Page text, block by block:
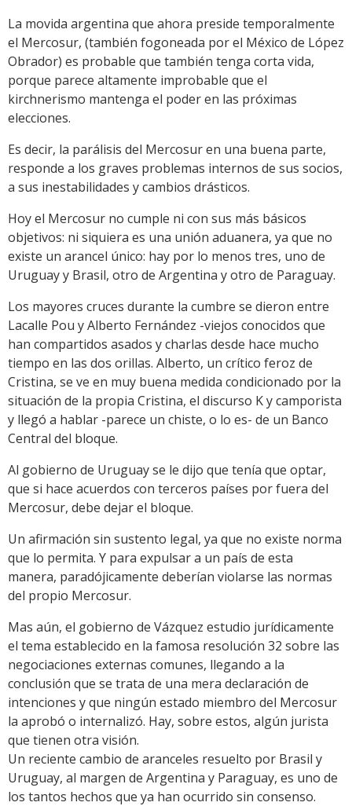
La movida argentina que ahora preside temporalmente
el Mercosur, (también fogoneada por el México de López
Obrador) es probable que también tenga corta vida,
porque parece altamente improbable que el
kirchnerismo mantenga el poder en las próximas
elecciones.
Es decir, la parálisis del Mercosur en una buena parte,
responde a los graves problemas internos de sus socios,
a sus inestabilidades y cambios drásticos.
Hoy el Mercosur no cumple ni con sus más básicos
objetivos: ni siquiera es una unión aduanera, ya que no
existe un arancel único: hay por lo menos tres, uno de
Uruguay y Brasil, otro de Argentina y otro de Paraguay.
Los mayores cruces durante la cumbre se dieron entre
Lacalle Pou y Alberto Fernández -viejos conocidos que
han compartidos asados y charlas desde hace mucho
tiempo en las dos orillas. Alberto, un crítico feroz de
Cristina, se ve en muy buena medida condicionado por la
situación de la propia Cristina, el discurso K y camporista
y llegó a hablar -parece un chiste, o lo es- de un Banco
Central del bloque.
Al gobierno de Uruguay se le dijo que tenía que optar,
que si hace acuerdos con terceros países por fuera del
Mercosur, debe dejar el bloque.
Un afirmación sin sustento legal, ya que no existe norma
que lo permita. Y para expulsar a un país de esta
manera, paradójicamente deberían violarse las normas
del propio Mercosur.
Mas aún, el gobierno de Vázquez estudio jurídicamente
el tema establecido en la famosa resolución 32 sobre las
negociaciones externas comunes, llegando a la
conclusión que se trata de una mera declaración de
intenciones y que ningún estado miembro del Mercosur
la aprobó o internalizó. Hay, sobre estos, algún jurista
que tienen otra visión.
Un reciente cambio de aranceles resuelto por Brasil y
Uruguay, al margen de Argentina y Paraguay, es uno de
los tantos hechos que ya han ocurrido sin consenso.